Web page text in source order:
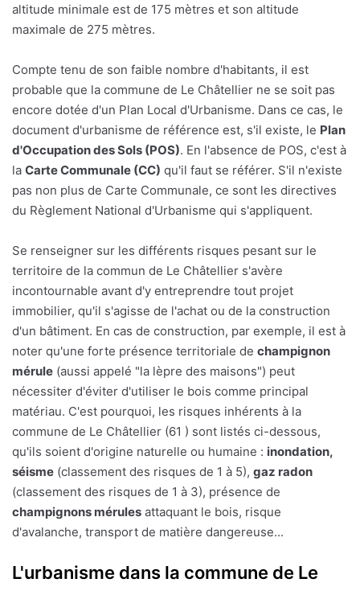
altitude minimale est de 175 mètres et son altitude
maximale de 275 mètres.
Compte tenu de son faible nombre d'habitants, il est
probable que la commune de Le Châtellier ne se soit pas
encore dotée d'un Plan Local d'Urbanisme. Dans ce cas, le
document d'urbanisme de référence est, s'il existe, le Plan
d'Occupation des Sols (POS). En l'absence de POS, c'est à
la Carte Communale (CC) qu'il faut se référer. S'il n'existe
pas non plus de Carte Communale, ce sont les directives
du Règlement National d'Urbanisme qui s'appliquent.
Se renseigner sur les différents risques pesant sur le
territoire de la commun de Le Châtellier s'avère
incontournable avant d'y entreprendre tout projet
immobilier, qu'il s'agisse de l'achat ou de la construction
d'un bâtiment. En cas de construction, par exemple, il est à
noter qu'une forte présence territoriale de champignon
mérule (aussi appelé "la lèpre des maisons") peut
nécessiter d'éviter d'utiliser le bois comme principal
matériau. C'est pourquoi, les risques inhérents à la
commune de Le Châtellier (61 ) sont listés ci-dessous,
qu'ils soient d'origine naturelle ou humaine : inondation,
séisme (classement des risques de 1 à 5), gaz radon
(classement des risques de 1 à 3), présence de
champignons mérules attaquant le bois, risque
d'avalanche, transport de matière dangereuse...
L'urbanisme dans la commune de Le